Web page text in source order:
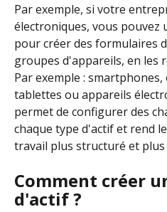
Par exemple, si votre
électroniques, vous pouvez
pour créer des formulaires
groupes d'appareils, en les
Par exemple :
tablettes ou appareils
permet de configurer des
chaque type d'actif et rend
travail plus structuré et
Comment créer
d'actif ?